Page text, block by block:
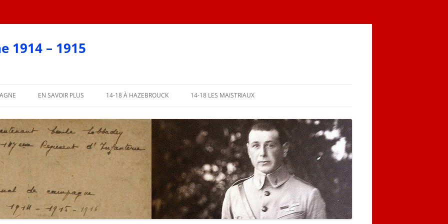
1914 – 1915
PARTIE
PARTIE
EN SAVOIR PLUS 14-18 À HAZEBROUCK
AFFICHES 2018
AFFICHES PAR COMMUNE
L’ABBÉ LEMIRE TÉMOIGNE
14-18 LES MAISTRIAUX